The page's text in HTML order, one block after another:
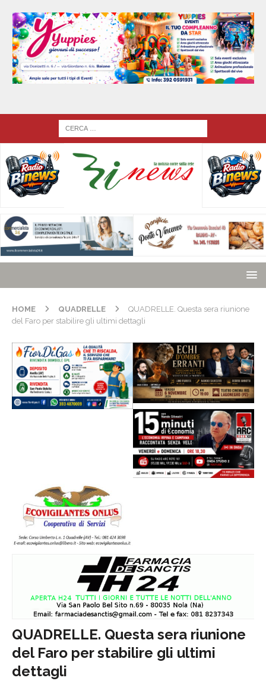
HOME QUADRELLE
QUADRELLE. Questa sera riunione
del Faro per stabilire gli ultimi dettagli
QUADRELLE. Questa sera riunione
del Faro per stabilire gli ultimi
dettagli